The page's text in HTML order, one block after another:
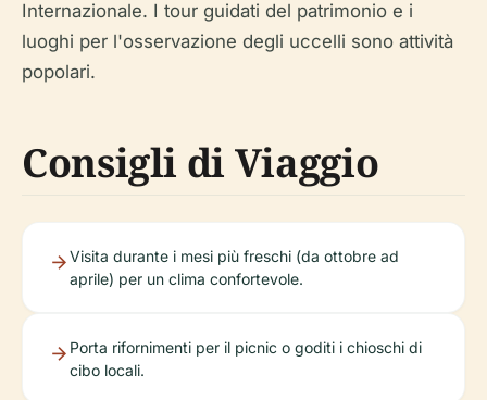
Internazionale. I tour guidati del patrimonio e i
luoghi per l'osservazione degli uccelli sono attività
popolari.
Consigli di Viaggio
Visita durante i mesi più freschi (da ottobre ad
aprile) per un clima confortevole.
Porta rifornimenti per il picnic o goditi i chioschi di
cibo locali.